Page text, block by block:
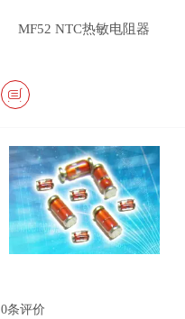
MF52 NTC热敏电阻器
0条评价